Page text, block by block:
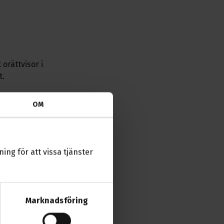
OM
för att vissa tjänster
Marknadsföring
orättvisor i
privat
bostäder.
och